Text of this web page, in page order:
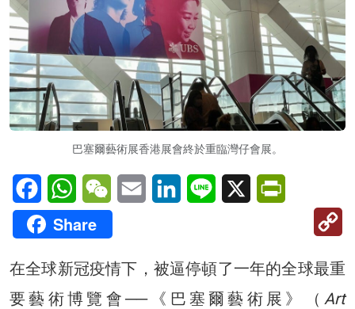
巴塞爾藝術展香港展會終於重臨灣仔會展。
FacebookWhatsAppWeChatEmail LinkedInLine X
Share
在全球新冠疫情下，被逼停頓了一年的全球最重
要藝術博覽會──《巴塞爾藝術展》（ Art